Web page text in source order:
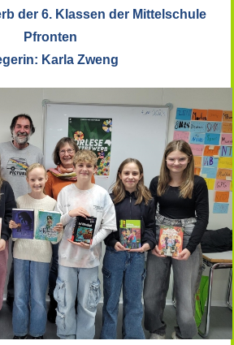
der 6. Klassen der Mittelschule
Pfronten
Karla Zweng